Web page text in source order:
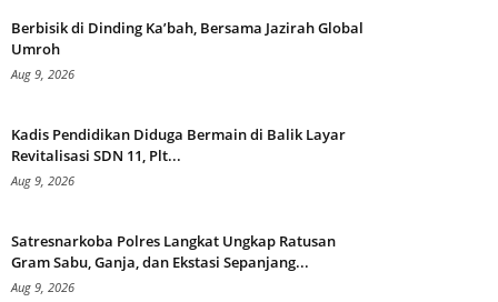
Berbisik di Dinding Ka’bah, Bersama Jazirah Global
Umroh
Aug 9, 2026
Kadis Pendidikan Diduga Bermain di Balik Layar
Revitalisasi SDN 11, Plt...
Aug 9, 2026
Satresnarkoba Polres Langkat Ungkap Ratusan
Gram Sabu, Ganja, dan Ekstasi Sepanjang...
Aug 9, 2026